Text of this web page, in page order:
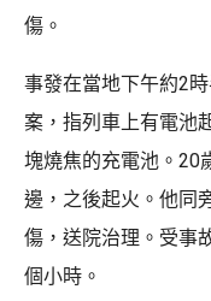
傷。
事發在當地下午約2
案，指列車上有電池
塊燒焦的充電池。20
邊，之後起火。他同
傷，送院治理。受事
個小時。